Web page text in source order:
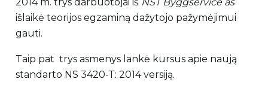
2014 m. trys darbuotojai iš NST Byggservice as
išlaikė teorijos egzaminą dažytojo pažymėjimui
gauti.
Taip pat trys asmenys lankė kursus apie naują
standarto NS 3420-T: 2014 versiją.